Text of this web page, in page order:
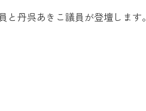
丹呉あきこ議員が登壇します。